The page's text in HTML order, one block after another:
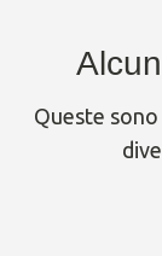
Queste sono